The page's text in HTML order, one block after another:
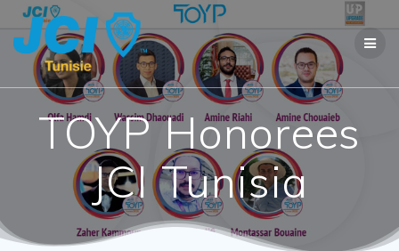
TOYP Honorees
JCI Tunisia